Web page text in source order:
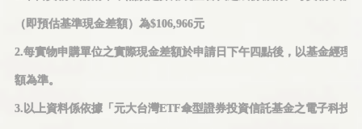
（即預估基準現金差額）為$106,966元
2.每實物申購單位之實際現金差額於申請日下午四點後，以基金經理
額為準。
3.以上資料係依據「元大台灣ETF傘型證券投資信託基金之電子科技